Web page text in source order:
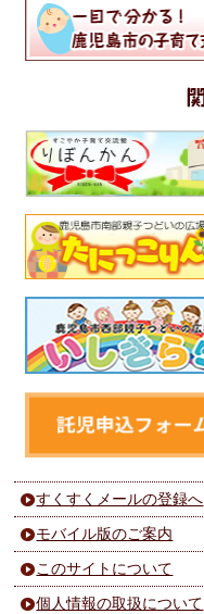
すくすくメールの登録へ
モバイル版のご案内
このサイトについて
個人情報の取扱について